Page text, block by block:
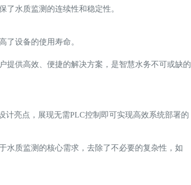
水质监测的连续性和稳定性。
了设备的使用寿命。
提供高效、便捷的解决方案，是智慧水务不可或缺的
亮点，展现无需PLC控制即可实现高效系统部署的
水质监测的核心需求，去除了不必要的复杂性，如